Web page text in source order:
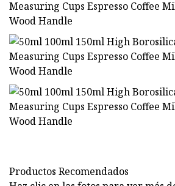
Productos Recomendados